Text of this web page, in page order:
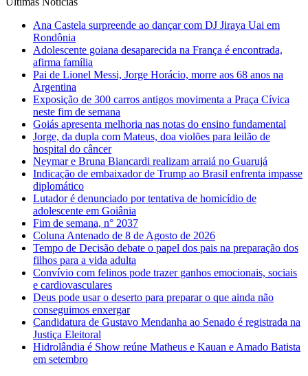
Ana Castela surpreende ao dançar com DJ Jiraya Uai em
Rondônia
Adolescente goiana desaparecida na França é encontrada,
afirma família
Pai de Lionel Messi, Jorge Horácio, morre aos 68 anos na
Argentina
Exposição de 300 carros antigos movimenta a Praça Cívica
neste fim de semana
Goiás apresenta melhoria nas notas do ensino fundamental
Jorge, da dupla com Mateus, doa violões para leilão de
hospital do câncer
Neymar e Bruna Biancardi realizam arraiá no Guarujá
Indicação de embaixador de Trump ao Brasil enfrenta impasse
diplomático
Lutador é denunciado por tentativa de homicídio de
adolescente em Goiânia
Fim de semana, n° 2037
Coluna Antenado de 8 de Agosto de 2026
Tempo de Decisão debate o papel dos pais na preparação dos
filhos para a vida adulta
Convívio com felinos pode trazer ganhos emocionais, sociais
e cardiovasculares
Deus pode usar o deserto para preparar o que ainda não
conseguimos enxergar
Candidatura de Gustavo Mendanha ao Senado é registrada na
Justiça Eleitoral
Hidrolândia é Show reúne Matheus e Kauan e Amado Batista
em setembro